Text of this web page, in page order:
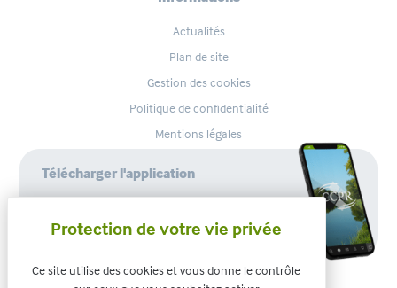
Actualités
Plan de site
Gestion des cookies
Politique de confidentialité
Mentions légales
Télécharger l'application
Ce site utilise des cookies et vous donne le contrôle